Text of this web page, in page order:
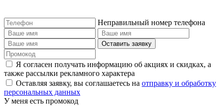
Неправильный номер телефона
Оставить заявку
Я согласен получать информацию об акциях и скидках, а
также рассылки рекламного характера
Оставляя заявку, вы соглашаетесь на отправку и обработку
персональных данных
У меня есть промокод